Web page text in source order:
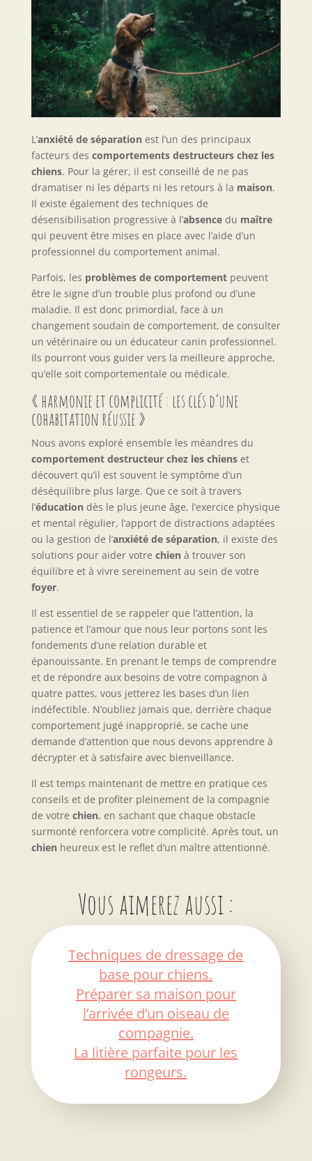
L’anxiété de séparation est l’un des principaux
facteurs des comportements destructeurs chez les
chiens. Pour la gérer, il est conseillé de ne pas
dramatiser ni les départs ni les retours à la maison.
Il existe également des techniques de
désensibilisation progressive à l’absencedu maître
qui peuvent être mises en place avec l’aide d’un
professionnel du comportement animal.
Parfois, les problèmes de comportementpeuvent
être le signe d’un trouble plus profond ou d’une
maladie. Il est donc primordial, face à un
changement soudain de comportement, de consulter
un vétérinaire ou un éducateur canin professionnel.
Ils pourront vous guider vers la meilleure approche,
qu’elle soit comportementale ou médicale.
« harmonie et complicité : les clés d’une
cohabitation réussie »
Nous avons exploré ensemble les méandres du
comportement destructeur chez les chienset
découvert qu’il est souvent le symptôme d’un
déséquilibre plus large. Que ce soit à travers
l’éducation dès le plus jeune âge, l’exercice physique
et mental régulier, l’apport de distractions adaptées
ou la gestion de l’anxiété de séparation, il existe des
solutions pour aider votre chien à trouver son
équilibre et à vivre sereinement au sein de votre
foyer.
Il est essentiel de se rappeler que l’attention, la
patience et l’amour que nous leur portons sont les
fondements d’une relation durable et
épanouissante. En prenant le temps de comprendre
et de répondre aux besoins de votre compagnon à
quatre pattes, vous jetterez les bases d’un lien
indéfectible. N’oubliez jamais que, derrière chaque
comportement jugé inapproprié, se cache une
demande d’attention que nous devons apprendre à
décrypter et à satisfaire avec bienveillance.
Il est temps maintenant de mettre en pratique ces
conseils et de profiter pleinement de la compagnie
de votre chien, en sachant que chaque obstacle
surmonté renforcera votre complicité. Après tout, un
chien heureux est le reflet d’un maître attentionné.
Vous aimerez aussi :
Techniques de dressage de
base pour chiens.
Préparer sa maison pour
l’arrivée d’un oiseau de
compagnie.
La litière parfaite pour les
rongeurs.